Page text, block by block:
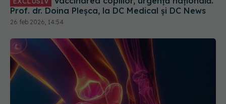
Prof. dr. Doina Pleșca, la DC Medical și DC News
26 feb 2026, 14:54